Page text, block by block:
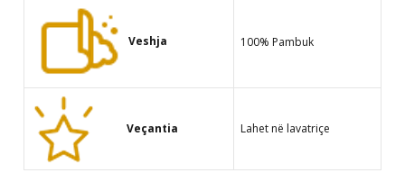
Veshja 100% Pambuk
Veçantia Lahet në lavatriçe